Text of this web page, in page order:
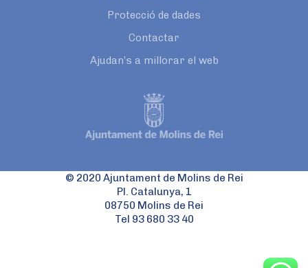
Protecció de dades
Contactar
Ajudan’s a millorar el web
© 2020 Ajuntament de Molins de Rei
Pl. Catalunya, 1
08750 Molins de Rei
Tel 93 680 33 40